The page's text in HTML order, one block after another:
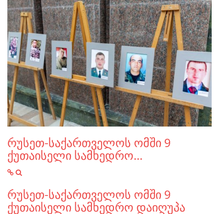
რუსეთ-საქართველოს ომში 9
ქუთაისელი სამხედრო…
რუსეთ-საქართველოს ომში 9
ქუთაისელი სამხედრო დაიღუპა